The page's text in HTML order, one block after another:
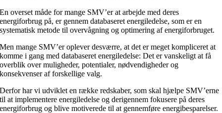
En overset måde for mange SMV’er at arbejde med deres
energiforbrug på, er gennem databaseret energiledelse, som er en
systematisk metode til overvågning og optimering af energiforbruget.
Men mange SMV’er oplever desværre, at det er meget kompliceret at
komme i gang med databaseret energiledelse: Det er vanskeligt at få
overblik over muligheder, potentialer, nødvendigheder og
konsekvenser af forskellige valg.
Derfor har vi udviklet en række redskaber, som skal hjælpe SMV’erne
til at implementere energiledelse og derigennem fokusere på deres
energiforbrug og blive motiverede til at gennemføre energibesparelser.